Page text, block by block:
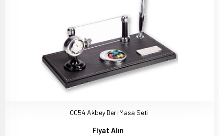
0054 Akbey Deri Masa Seti
Fiyat Alın